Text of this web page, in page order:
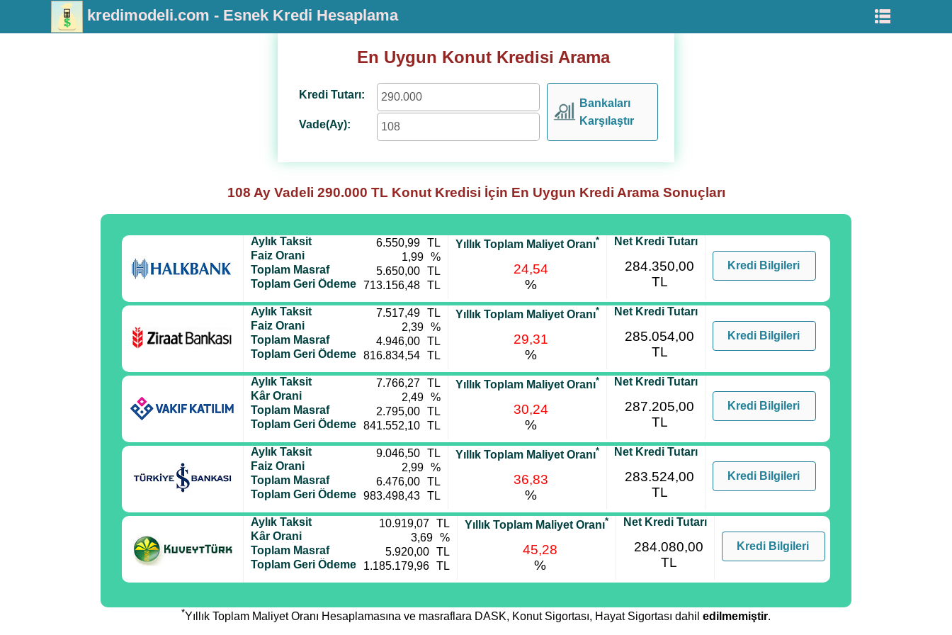
kredimodeli.com - Esnek Kredi Hesaplama
En Uygun Konut Kredisi Arama
Kredi Tutarı:
Vade(Ay):
Bankaları
Karşılaştır
108 Ay Vadeli 290.000 TL Konut Kredisi İçin En Uygun Kredi Arama Sonuçları
Aylık Taksit TL
6.550,99
Faiz Orani
%
1,99
Toplam Masraf
TL
5.650,00
Toplam Geri Ödeme
TL
713.156,48
Yıllık Toplam Maliyet Oranı*
24,54
%
Net Kredi Tutarı
284.350,00
TL
Kredi Bilgileri
Aylık Taksit TL
7.517,49
Faiz Orani
%
2,39
Toplam Masraf
TL
4.946,00
Toplam Geri Ödeme
TL
816.834,54
Yıllık Toplam Maliyet Oranı*
29,31
%
Net Kredi Tutarı
285.054,00
TL
Kredi Bilgileri
Aylık Taksit TL
7.766,27
Kâr Orani
%
2,49
Toplam Masraf
TL
2.795,00
Toplam Geri Ödeme
TL
841.552,10
Yıllık Toplam Maliyet Oranı*
30,24
%
Net Kredi Tutarı
287.205,00
TL
Kredi Bilgileri
Aylık Taksit TL
9.046,50
Faiz Orani
%
2,99
Toplam Masraf
TL
6.476,00
Toplam Geri Ödeme
TL
983.498,43
Yıllık Toplam Maliyet Oranı*
36,83
%
Net Kredi Tutarı
283.524,00
TL
Kredi Bilgileri
Aylık Taksit TL
10.919,07
Kâr Orani
%
3,69
Toplam Masraf
TL
5.920,00
Toplam Geri Ödeme
TL
1.185.179,96
Yıllık Toplam Maliyet Oranı*
45,28
%
Net Kredi Tutarı
284.080,00
TL
Kredi Bilgileri
*Yıllık Toplam Maliyet Oranı Hesaplamasına ve masraflara DASK, Konut Sigortası, Hayat Sigortası dahil edilmemiştir.